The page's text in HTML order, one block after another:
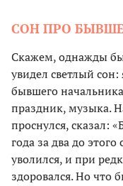
СОН ПРО
Скажем, однажды
увидел светлый
бывшего
праздник, музыка.
проснулся, сказал:
года за два до
уволился, и при
здоровался. Но что